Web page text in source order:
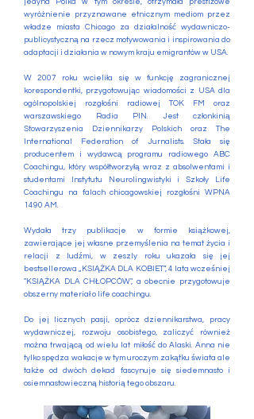
jedyna Polka w tym okresie, otrzymała prestiżowe
wyróżnienie przyznawane etnicznym mediom przez
władze miasta Chicago za działalność wydawniczo-
publicystyczną na rzecz motywowania i inspirowania do
adaptacji i działania w nowym kraju emigrantów w USA.
W 2007 roku wcieliła się w funkcję zagranicznej
korespondentki, przygotowując wiadomości z USA dla
ogólnopolskiej rozgłośni radiowej TOK FM oraz
warszawskiego Radia PIN. Jest członkinią
Stowarzyszenia Dziennikarzy Polskich oraz The
International Federation of Jurnalists. Stała się
producentem i wydawcą programu radiowego ABC
Coachingu, który współtworzyłą wraz z absolwentami i
studentami Instytutu Neurolingwistyki i Szkoły Life
Coachingu na falach chicagowskiej rozgłośni WPNA
1490 AM.
Wydała trzy publikacje w formie książkowej,
zawierające jej własne przemyślenia na temat życia i
relacji z ludźmi, w zeszly roku ukazała się jej
bestsellerowa „KSIĄŻKA DLA KOBIET”, 4 lata wcześniej
"KSIĄŻKA DLA CHŁOPCÓW", a obecnie przygotowuje
obszerny materiał o life coachingu.
Do jej licznych pasji, oprócz dziennikarstwa, pracy
wydawniczej, rozwoju osobistego, zaliczyć również
można trwającą od wielu lat miłość do Alaski. Anna nie
tylko spędza wakacje w tym uroczym zakątku świata ale
także od dwóch dekad fascynuje się siedemnasto i
osiemnastowieczną historią tego obszaru.